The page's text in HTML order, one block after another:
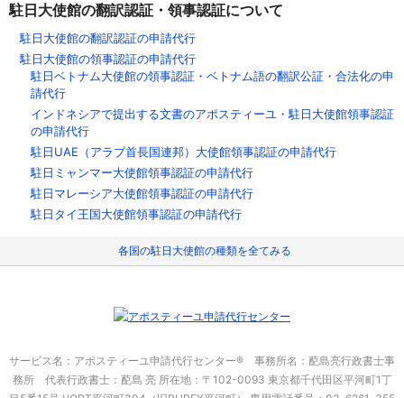
駐日大使館の翻訳認証・領事認証について
駐日大使館の翻訳認証の申請代行
駐日大使館の領事認証の申請代行
駐日ベトナム大使館の領事認証・ベトナム語の翻訳公証・合法化の申
請代行
インドネシアで提出する文書のアポスティーユ・駐日大使館領事認証
の申請代行
駐日UAE（アラブ首長国連邦）大使館領事認証の申請代行
駐日ミャンマー大使館領事認証の申請代行
駐日マレーシア大使館領事認証の申請代行
駐日タイ王国大使館領事認証の申請代行
各国の駐日大使館の種類を全てみる
サービス名：アポスティーユ申請代行センター® 事務所名：蓜島亮行政書士事
務所 代表行政書士：蓜島 亮 所在地：〒102-0093 東京都千代田区平河町1丁